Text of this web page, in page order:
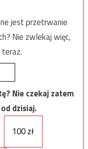
jest przetrwanie
Nie zwlekaj więc,
Nie czekaj zatem
dzisiaj.
100 zł